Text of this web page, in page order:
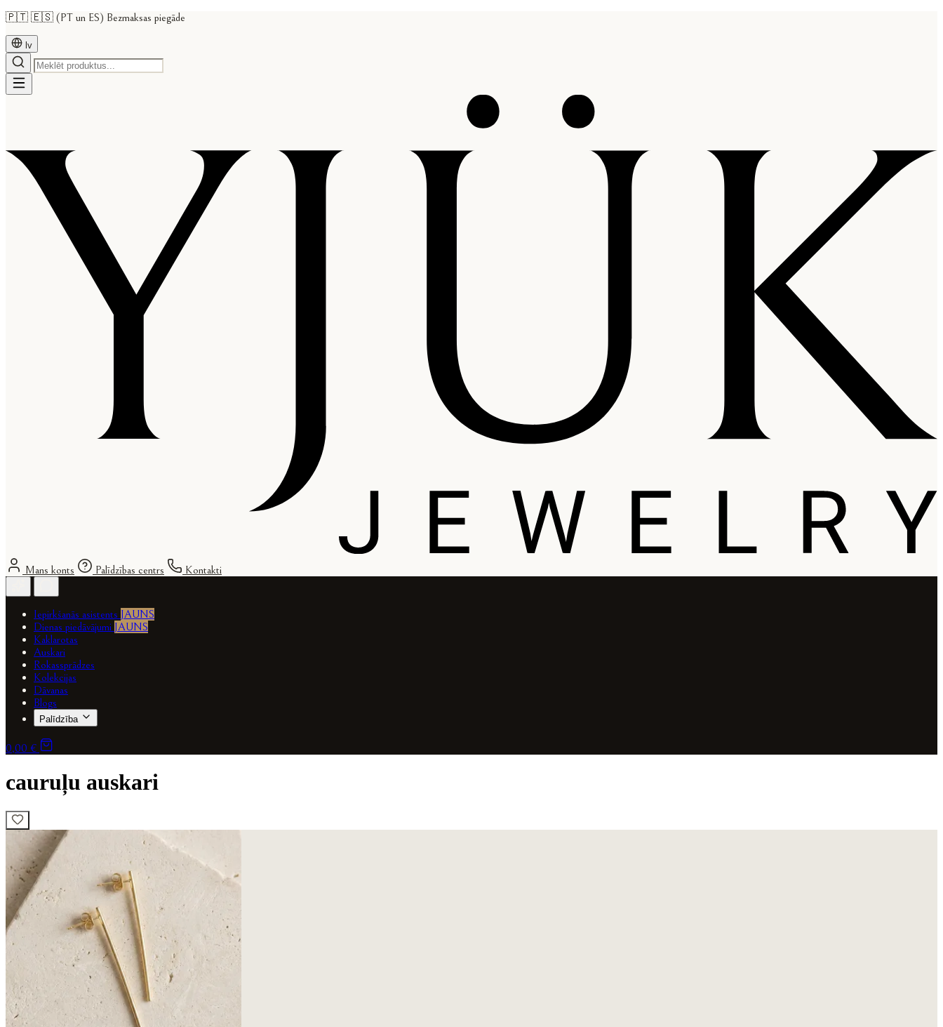
🇵🇹 🇪🇸 (PT un ES) Bezmaksas piegāde
lv
Mans konts Palīdzības centrs Kontakti
Iepirkšanās asistents JAUNS
Dienas piedāvājumi JAUNS
Kaklarotas
Auskari
Rokassprādzes
Kolekcijas
Dāvanas
Blogs
Palīdzība
0,00 €
cauruļu auskari